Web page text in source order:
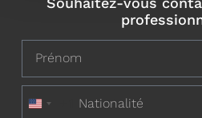
United States +1